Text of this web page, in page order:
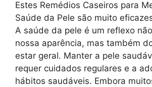
Estes Remédios Caseiros para
Saúde da Pele são muito
A saúde da pele é um reflexo
nossa aparência, mas também
estar geral. Manter a pele
requer cuidados regulares e a
hábitos saudáveis. Embora